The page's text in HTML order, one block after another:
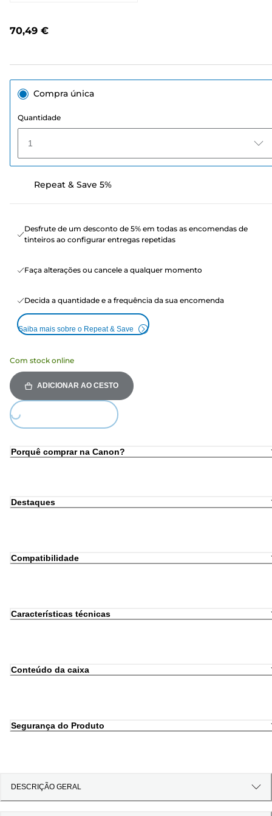
70,49 €
Compra única
Quantidade
1
Repeat & Save 5%
Desfrute de um desconto de 5% em todas as encomendas de
tinteiros ao configurar entregas repetidas
Faça alterações ou cancele a qualquer momento
Decida a quantidade e a frequência da sua encomenda
Saiba mais sobre o Repeat & Save
Com stock online
ADICIONAR AO CESTO
Porquê comprar na Canon?
Destaques
Compatibilidade
Características técnicas
Conteúdo da caixa
Segurança do Produto
DESCRIÇÃO GERAL